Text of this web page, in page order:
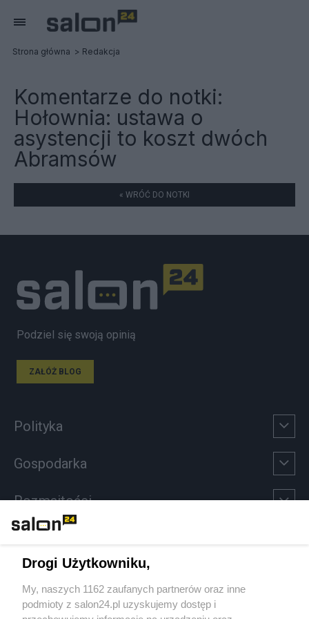
Strona główna Redakcja
Komentarze do notki:
Hołownia: ustawa o
asystencji to koszt dwóch
Abramsów
« WRÓĆ DO NOTKI
Podziel się swoją opinią
ZAŁÓŻ BLOG
Polityka
Gospodarka
Rozmaitości
Sport
Społeczeństwo
Drogi Użytkowniku,
My, naszych 1162 zaufanych partnerów oraz inne
podmioty z salon24.pl uzyskujemy dostęp i